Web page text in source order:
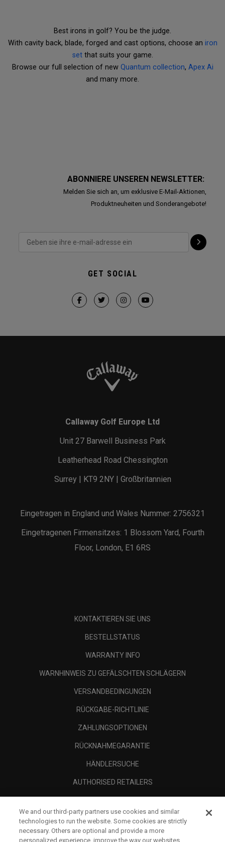
Best irons in golf? You be the judge.
With cavity back, blade, forged and cast options, choose an iron
setthat suits your game.
Browse our full selection of new Quantum collection, Apex Ai
and many more.
ABONNIERE UNSEREN NEWSLETTER:
Melden Sie sich an, um exklusive E-Mail-Aktionen,
Produktneuheiten und Sonderangebote!
GET SOCIAL
Callaway Golf Europe Ltd
Unit 27 Barwell Business Park
Leatherhead Road Chessington
Surrey | KT9 2NY | Großbritannien
Eingetragen in England und Wales Nummer: 2756321
Eingetragenen Firmensitzes: 1 Blossom Yard, Fourth
Floor, London, E1 6RS
KONTAKTIEREN SIE UNS
BESTELLSTATUS
WARRANTY INFO
WARNHINWEIS ZU GEFÄLSCHTEN SCHLÄGERN
VERSANDBEDINGUNGEN
RÜCKGABE-RICHTLINIE
ZAHLUNGSOPTIONEN
RÜCKNAHMEGARANTIE
HÄNDLERSUCHE
AUTHORISED RETAILERS
UNTERNEHMENSPROFIL
RECHTLICHES-
We and our third-party partners use cookies and similar
technologies to run the website. Some cookies are strictly
necessary. Others are optional and provide a more
personalized experience, improve the way our websites